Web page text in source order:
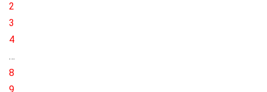
2
3
4
…
8
9